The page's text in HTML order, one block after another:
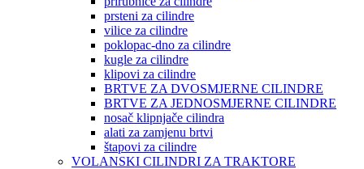
prsteni za cilindre
vilice za cilindre
poklopac-dno za cilindre
kugle za cilindre
klipovi za cilindre
BRTVE ZA DVOSMJERNE CILINDRE
BRTVE ZA JEDNOSMJERNE CILINDRE
nosač klipnjače cilindra
alati za zamjenu brtvi
štapovi za cilindre
VOLANSKI CILINDRI ZA TRAKTORE